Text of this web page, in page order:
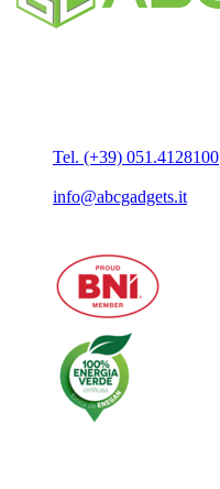
Tel. (+39) 051.4128100
info@abcgadgets.it